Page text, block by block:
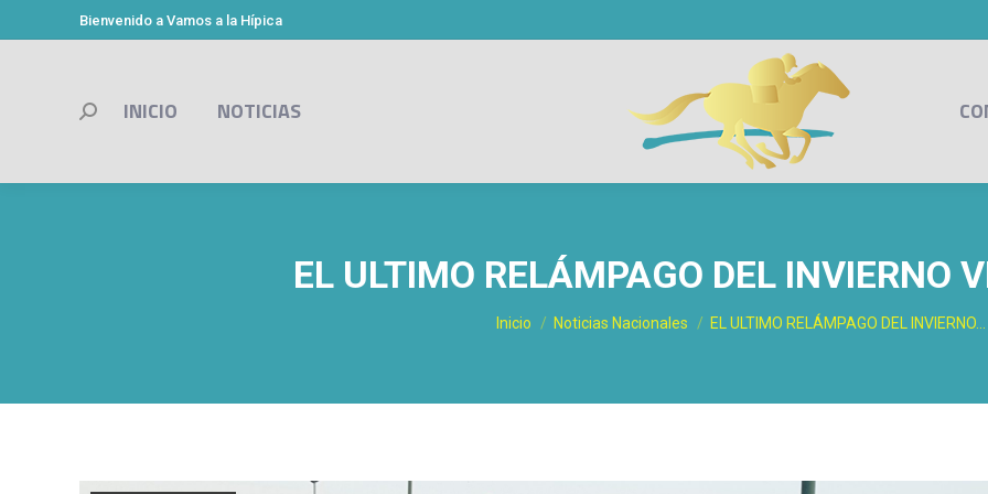
Bienvenido a Vamos a la Hípica
INICIO NOTICIAS
Buscar:
EL ULTIMO RELÁMPAGO DEL INVIERNO
Estás aquí:
Inicio Noticias Nacionales EL ULTIMO RELÁMPAGO DEL INVIERNO…